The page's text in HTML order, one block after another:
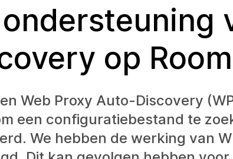
op
Web Proxy Auto-Discovery
een configuratiebestand te
We hebben de werking van